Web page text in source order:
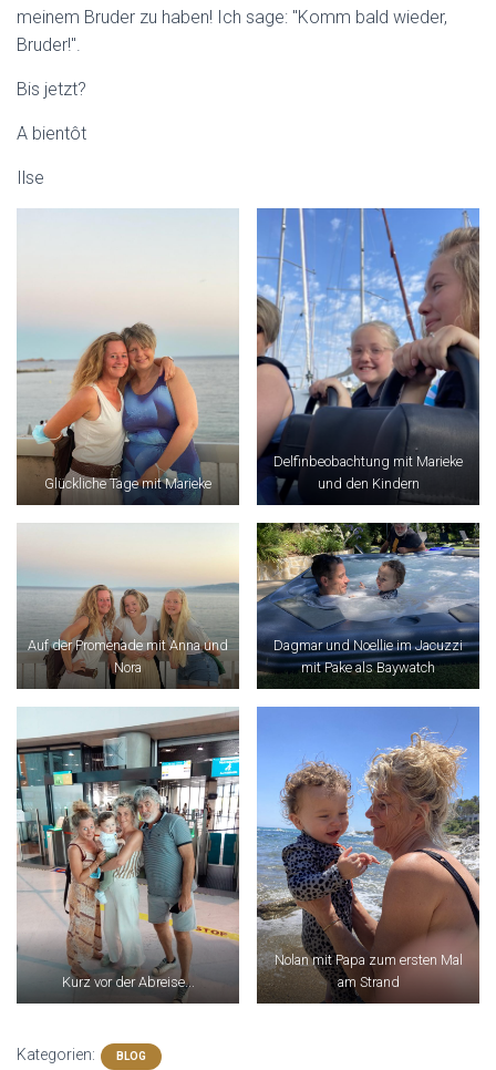
meinem Bruder zu haben! Ich sage: "Komm bald wieder,
Bruder!".
Bis jetzt?
A bientôt
Ilse
Glückliche Tage mit Marieke
Delfinbeobachtung mit Marieke
und den Kindern
Auf der Promenade mit Anna und
Nora
Dagmar und Noellie im Jacuzzi
mit Pake als Baywatch
Kurz vor der Abreise...
Nolan mit Papa zum ersten Mal
am Strand
Kategorien: BLOG